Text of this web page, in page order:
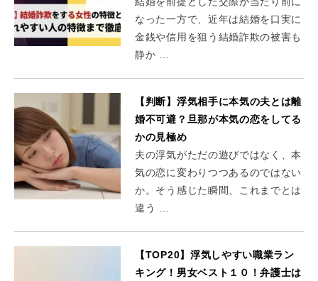
なった一方で、近年は結婚を口実に
金銭や信用を狙う結婚詐欺の被害も
静か …
【判断】浮気相手に本気の夫とは離
婚不可避？旦那が本気の恋をしてる
かの見極め
夫の浮気がただの遊びではなく、本
気の恋に変わりつつあるのではない
か。そう感じた瞬間、これまでとは
違う …
【TOP20】浮気しやすい職業ラン
キング！男女ベスト１０！弁護士は